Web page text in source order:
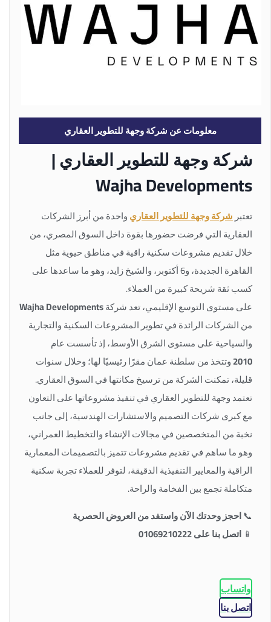
معلومات عن شركة وجهة للتطوير العقاري
شركة وجهة للتطوير العقاري |
Wajha Developments
تعتبرشركة وجهة للتطوير العقاريواحدة من أبرز الشركات
العقارية التي فرضت حضورها بقوة داخل السوق المصري، من
خلال تقديم مشروعات سكنية راقية في مناطق حيوية مثل
القاهرة الجديدة، و6 أكتوبر، والشيخ زايد، وهو ما ساعدها على
كسب ثقة شريحة كبيرة من العملاء.
على مستوى التوسع الإقليمي، تعد شركةWajha Developments
من الشركات الرائدة في تطوير المشروعات السكنية والتجارية
والسياحية على مستوى الشرق الأوسط، إذ تأسست عام
2010وتتخذ من سلطنة عمان مقرًا رئيسيًا لها؛ وخلال سنوات
قليلة، تمكنت الشركة من ترسيخ مكانتها في السوق العقاري.
تعتمد وجهة للتطوير العقاري في تنفيذ مشروعاتها على التعاون
مع كبرى شركات التصميم والاستشارات الهندسية، إلى جانب
نخبة من المتخصصين في مجالات الإنشاء والتخطيط العمراني،
وهو ما ساهم في تقديم مشروعات تتميز بالتصميمات المعمارية
الراقية والمعايير التنفيذية الدقيقة، لتوفر للعملاء تجربة سكنية
متكاملة تجمع بين الفخامة والراحة.
📞احجز وحدتك الآن واستفد من العروض الحصرية
📱 اتصل بنا على 01069210222
واتساب
اتصل بنا